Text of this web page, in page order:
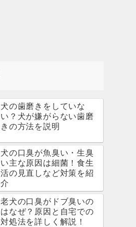
犬の歯磨きをしていな
い？犬が嫌がらない歯磨
きの方法を説明
犬の口臭が魚臭い・生臭
い主な原因は細菌！食生
活の見直しなど対策を紹
介
老犬の口臭がドブ臭いの
はなぜ？原因と自宅での
対処法を詳しく解説！